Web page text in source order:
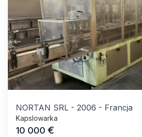
NORTAN SRL - 2006 - Francja
Kapslowarka
10 000 €